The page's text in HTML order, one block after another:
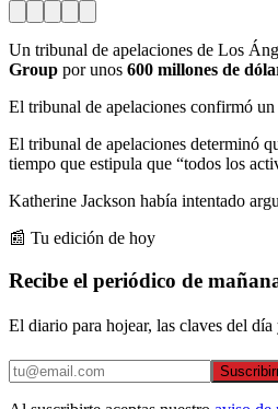
Un tribunal de apelaciones de Los
Group por unos 600 millones de
El tribunal de apelaciones confirmó
El tribunal de apelaciones determinó
tiempo que estipula que “todos los
Katherine Jackson había intentado
📰 Tu edición de hoy
Recibe el periódico de
El diario para hojear, las claves del